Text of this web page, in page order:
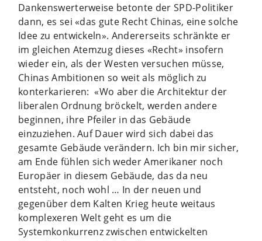
Dankenswerterweise betonte der SPD-Politiker
dann, es sei «das gute Recht Chinas, eine solche
Idee zu entwickeln». Andererseits schränkte er
im gleichen Atemzug dieses «Recht» insofern
wieder ein, als der Westen versuchen müsse,
Chinas Ambitionen so weit als möglich zu
konterkarieren: «Wo aber die Architektur der
liberalen Ordnung bröckelt, werden andere
beginnen, ihre Pfeiler in das Gebäude
einzuziehen. Auf Dauer wird sich dabei das
gesamte Gebäude verändern. Ich bin mir sicher,
am Ende fühlen sich weder Amerikaner noch
Europäer in diesem Gebäude, das da neu
entsteht, noch wohl … In der neuen und
gegenüber dem Kalten Krieg heute weitaus
komplexeren Welt geht es um die
Systemkonkurrenz zwischen entwickelten